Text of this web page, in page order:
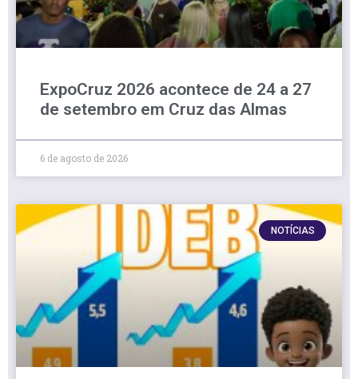
ExpoCruz 2026 acontece de 24 a 27
de setembro em Cruz das Almas
6 de agosto de 2026
NOTÍCIAS